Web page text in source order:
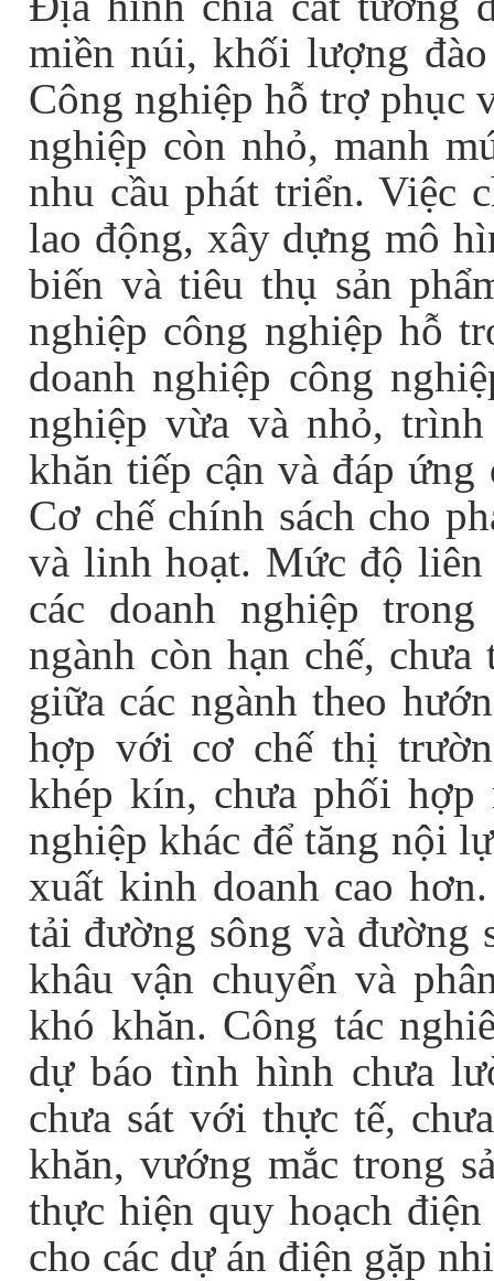
miền núi, khối lượng
Công nghiệp hỗ trợ phục
nghiệp còn nhỏ, manh
nhu cầu phát triển. Việc
lao động, xây dựng mô
biến và tiêu thụ sản
nghiệp công nghiệp hỗ
doanh nghiệp công
nghiệp vừa và nhỏ,
khăn tiếp cận và đáp
Cơ chế chính sách cho
và linh hoạt. Mức độ
các doanh nghiệp
ngành còn hạn chế,
giữa các ngành theo
hợp với cơ chế thị
khép kín, chưa phối hợp
nghiệp khác để tăng nội
xuất kinh doanh cao
tải đường sông và đường
khâu vận chuyển và
khó khăn. Công tác
dự báo tình hình chưa
chưa sát với thực tế,
khăn, vướng mắc trong
thực hiện quy hoạch
cho các dự án điện gặp